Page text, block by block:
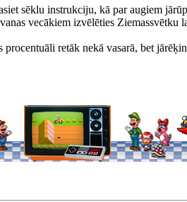
sēklu instrukciju, kā par augiem
vecākiem izvēlēties
retāk nekā vasarā, bet